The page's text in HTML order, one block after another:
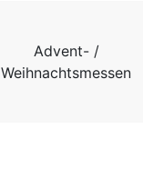
Advent- /
Weihnachtsmessen